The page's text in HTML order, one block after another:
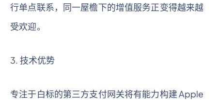
行单点联系，同一屋檐下的增值服务正变得越来越
受欢迎。
3. 技术优势
专注于白标的第三方支付网关将有能力构建 Apple